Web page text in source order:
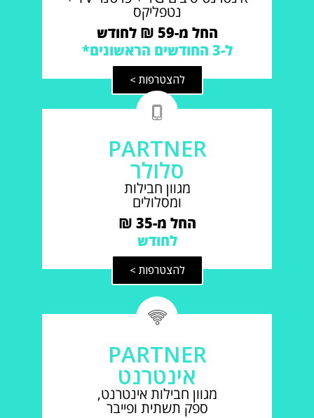
נטפליקס
החל מ-59 ₪ לחודש
ל-3 החודשים הראשונים*
להצטרפות >
PARTNER
סלולר
מגוון חבילות
ומסלולים
החל מ-35 ₪
לחודש
להצטרפות >
PARTNER
אינטרנט
מגוון חבילות אינטרנט,
ספק תשתית ופייבר